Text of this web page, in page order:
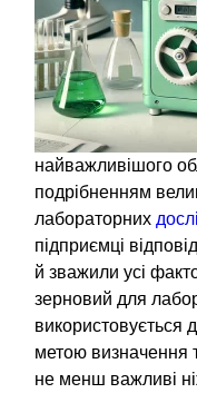
найважливішого
подрібненням
лабораторних
підприємці
й зважили усі
зерновий для
використовується
метою визначення
не менш важливі